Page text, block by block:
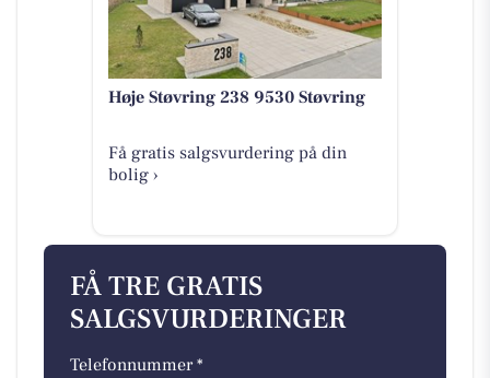
Høje Støvring 238 9530 Støvring
Få gratis salgsvurdering på din
bolig ›
FÅ TRE GRATIS
SALGSVURDERINGER
Telefonnummer *